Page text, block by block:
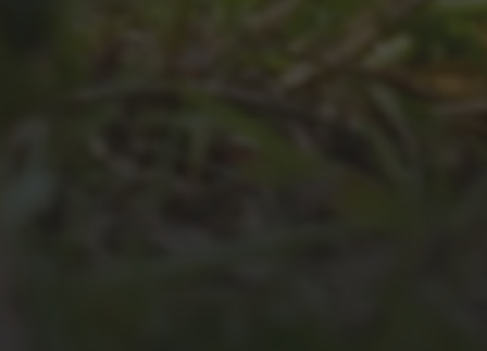
UNSER JAHRBUCH 2025/2026